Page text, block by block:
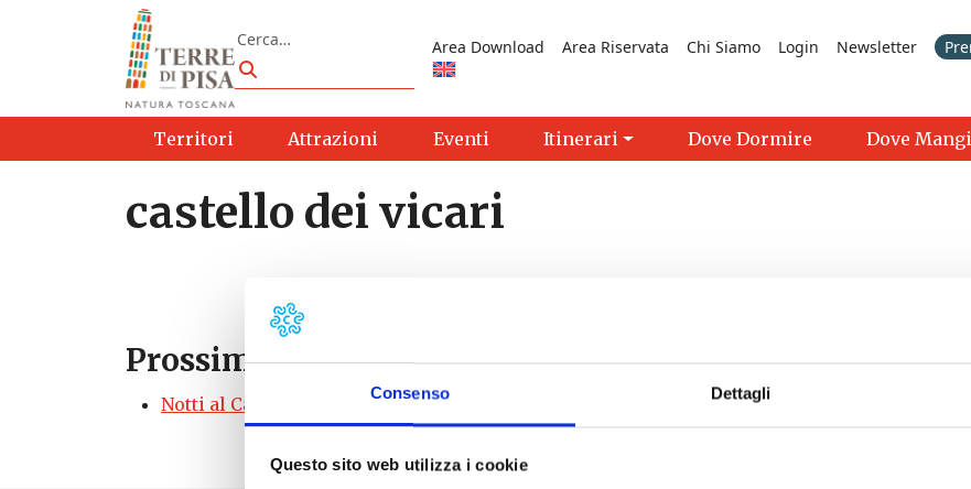
Consenso Dettagli
Questo sito web utilizza i cookie
Vai al contenuto
Cerca
Cerca
Area Download Area Riservata Chi Siamo Login Newsletter
Territori Attrazioni Eventi Itinerari Dove Dormire Dove
castello dei vicari
Prossimi eventi
Notti al Castello dei Vicari di Lari ogni martedì e giovedì di luglio e agosto - 06/08/2026 -